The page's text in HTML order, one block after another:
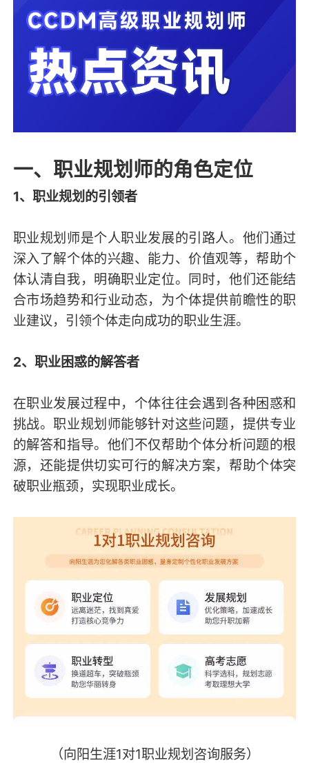
一、职业规划师的角色定位
1、职业规划的引领者
职业规划师是个人职业发展的引路人。他们通过
深入了解个体的兴趣、能力、价值观等，帮助个
体认清自我，明确职业定位。同时，他们还能结
合市场趋势和行业动态，为个体提供前瞻性的职
业建议，引领个体走向成功的职业生涯。
2、职业困惑的解答者
在职业发展过程中，个体往往会遇到各种困惑和
挑战。职业规划师能够针对这些问题，提供专业
的解答和指导。他们不仅帮助个体分析问题的根
源，还能提供切实可行的解决方案，帮助个体突
破职业瓶颈，实现职业成长。
（向阳生涯1对1职业规划咨询服务）